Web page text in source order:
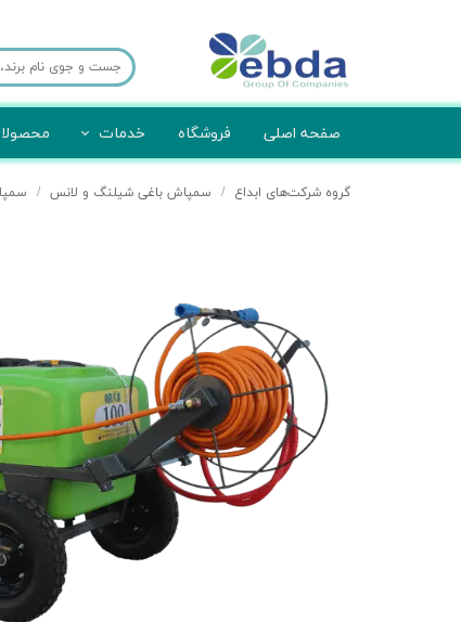
صفحه اصلی فروشگاه خدمات
برش لیزر گروه شرکت‌های ابداع سمپاش باغی شیلنگ و لانس